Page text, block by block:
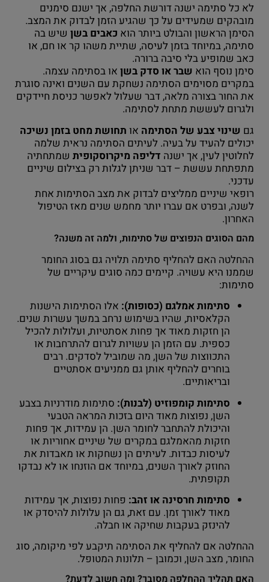
לא כל סתימה ישנה דורשת החלפה, אך ישנם סימנים
מובהקים שמעידים על כך שהגיע הזמן לבדוק את המצב.
הסימן הראשון והבולט ביותר הוא כאבים בשן שיש בה
סתימה, במיוחד בזמן לעיסה, שתיית משהו קר או חם, או
כאב שמופיע בלי סיבה ברורה.
סימן נוסף הוא שבר או סדק בשן או בסתימה עצמה.
במקרים מסוימים הסתימה נשחקת עם השנים ואינה סוגרת
את החור בצורה מלאה, דבר שעלול לאפשר כניסת חיידקים
ולגרום לעששת מתחת לסתימה.
גם שינוי צבע של הסתימה או תחושת מחט בזמן נשיכה
יכולים להעיד על בעיה. לעיתים הסתימה נראית שלמה
לחלוטין לעין, אך ישנה דליפה מיקרוסקופית שמתחתיה
מתפתחת עששת – דבר שניתן לגלות רק בצילום שיניים
עדכני.
רופאי שיניים ממליצים לבדוק את מצב הסתימות אחת
לשנה, ובפרט אם עברו יותר מחמש שנים מאז הטיפול
האחרון.
מהם הסוגים הנפוצים של סתימות, ולמה זה משנה?
ההחלטה האם להחליף סתימה תלויה גם בסוג החומר
שממנו היא עשויה. קיימים כמה סוגים עיקריים של
סתימות:
סתימות אמלגם (כסופות): אלו הסתימות הישנות
הקלאסיות, שהיו בשימוש נרחב במשך עשרות שנים.
הן חזקות מאוד אך פחות אסתטיות, ועלולות להכיל
כספית. עם הזמן הן עשויות לגרום להתרחבות או
התכווצות של השן, מה שמוביל לסדקים. רבים
בוחרים להחליף אותן גם ממניעים אסתטיים
ובריאותיים.
סתימות קומפוזיט (לבנות): סתימות מודרניות בצבע
השן, נפוצות מאוד היום בזכות המראה הטבעי
והיכולת להתחבר לחומר השן. הן עמידות, אך פחות
חזקות מהאמלגם במקרים של שיניים אחוריות או
לעיסות כבדות. לעיתים הן נשחקות או מאבדות את
החוזק לאורך השנים, במיוחד אם הוזנחו או לא נבדקו
תקופתית.
סתימות חרסינה או זהב: פחות נפוצות, אך עמידות
מאוד לאורך זמן. עם זאת, גם הן עלולות להיסדק או
להינזק בעקבות שחיקה או חבלה.
ההחלטה אם להחליף את הסתימה תיקבע לפי מיקומה, סוג
החומר, מצב השן, וכמובן – תלונות המטופל.
האם תהליך ההחלפה מסובך? ומה חשוב לדעת?